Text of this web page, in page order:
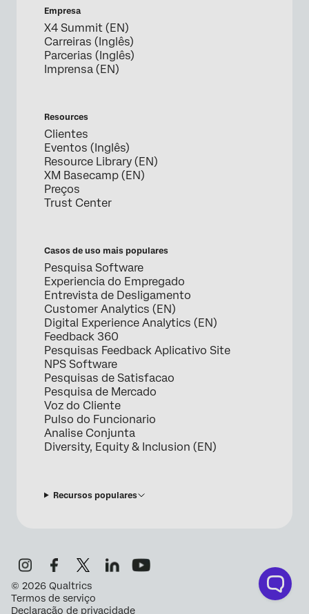
Empresa
X4 Summit (EN)
Carreiras (Inglês)
Parcerias (Inglês)
Imprensa (EN)
Resources
Clientes
Eventos (Inglês)
Resource Library (EN)
XM Basecamp (EN)
Preços
Trust Center
Casos de uso mais populares
Pesquisa Software
Experiencia do Empregado
Entrevista de Desligamento
Customer Analytics (EN)
Digital Experience Analytics (EN)
Feedback 360
Pesquisas Feedback Aplicativo Site
NPS Software
Pesquisas de Satisfacao
Pesquisa de Mercado
Voz do Cliente
Pulso do Funcionario
Analise Conjunta
Diversity, Equity & Inclusion (EN)
Recursos populares
© 2026 Qualtrics
Termos de serviço
Declaração de privacidade